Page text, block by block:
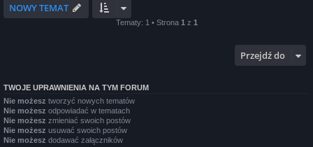
NOWY TEMAT
Tematy: 1 • Strona 1 z 1
Przejdź do
TWOJE UPRAWNIENIA NA TYM FORUM
Nie możesz tworzyć nowych tematów
Nie możesz odpowiadać w tematach
Nie możesz zmieniać swoich postów
Nie możesz usuwać swoich postów
Nie możesz dodawać załączników